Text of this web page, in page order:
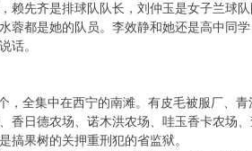
赖先齐是排球队队长，刘仲玉是女子兰球
蓉都是她的队员。李效静和她还是高中同
话。
，全集中在西宁的南滩。有皮毛被服厂、青
香日德农场、诺木洪农场、哇玉香卡农场
果树的关押重刑犯的省监狱。